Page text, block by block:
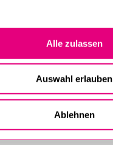
Alle zulassen
Auswahl erlauben
Ablehnen
und Förderangebote
und Zulassung